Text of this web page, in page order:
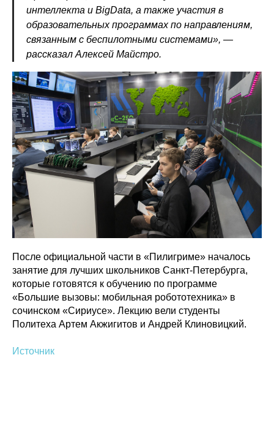
интеллекта и BigData, а также участия в
образовательных программах по направлениям,
связанным с беспилотными системами», —
рассказал Алексей Майстро.
После официальной части в «Пилигриме» началось
занятие для лучших школьников Санкт-Петербурга,
которые готовятся к обучению по программе
«Большие вызовы: мобильная робототехника» в
сочинском «Сириусе». Лекцию вели студенты
Политеха Артем Акжигитов и Андрей Клиновицкий.
Источник